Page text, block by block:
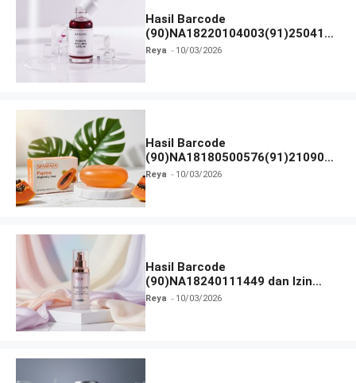
Hasil Barcode
(90)NA18220104003(91)250418
dan Izin BPOM
Reya 10/03/2026
Hasil Barcode
(90)NA18180500576(91)210906
dan Izin BPOM
Reya 10/03/2026
Hasil Barcode
(90)NA18240111449 dan Izin
BPOM
Reya 10/03/2026